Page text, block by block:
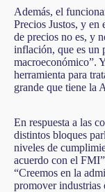
Además, el
Precios Justos, y en
de precios no es, y
inflación, que es un
macroeconómico”.
herramienta para
grande que tiene la
En respuesta a las
distintos bloques
niveles de
acuerdo con el
“Creemos en la
promover industrias